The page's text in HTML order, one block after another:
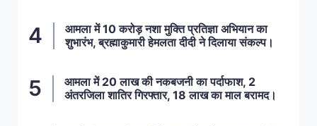
आमला में 10 करोड़ नशा मुक्ति प्रतिज्ञा अभियान का
शुभारंभ, ब्रह्माकुमारी हेमलता दीदी ने दिलाया संकल्प।
आमला में 20 लाख की नकबजनी का पर्दाफाश, 2
अंतरजिला शातिर गिरफ्तार, 18 लाख का माल बरामद।